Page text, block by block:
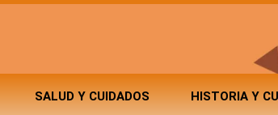
SALUD Y CUIDADOS HISTORIA Y